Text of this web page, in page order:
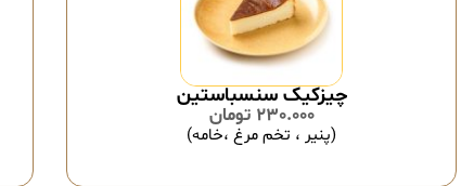
چیزکیک سنسباستین
230.000 تومان
(پنیر ، تخم مرغ ،خامه)